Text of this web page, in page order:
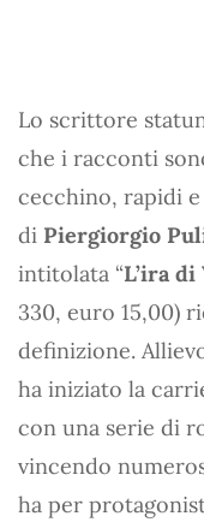
Lo scrittore
che i racconti
cecchino, rapidi
di Piergiorgio
intitolata “L’ira di
330, euro 15,00)
definizione.
ha iniziato la
con una serie di
vincendo
ha per